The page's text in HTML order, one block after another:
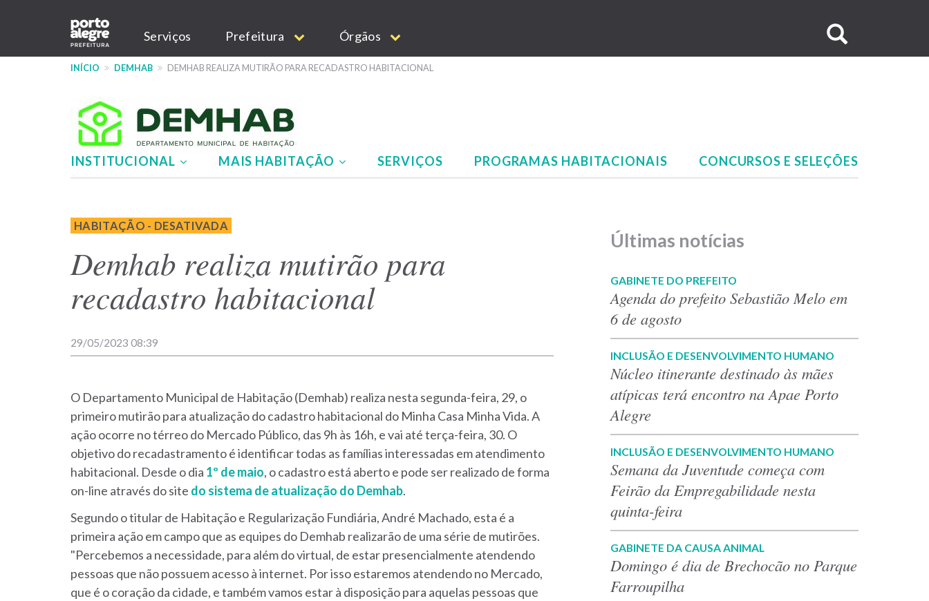
conteúdo
Main
navigation
Serviços Prefeitura Órgãos
no
INÍCIO DEMHAB DEMHAB REALIZA MUTIRÃO PARA RECADASTRO HABITACIONAL
-
site
DEMHAB
INSTITUCIONAL MAIS HABITAÇÃO SERVIÇOS PROGRAMAS HABITACIONAIS CONCURSOS E SELEÇÕES
HABITAÇÃO - DESATIVADA
Demhab realiza mutirão para
recadastro habitacional
29/05/2023 08:39
O Departamento Municipal de Habitação (Demhab) realiza nesta segunda-feira, 29, o
primeiro mutirão para atualização do cadastro habitacional do Minha Casa Minha Vida. A
ação ocorre no térreo do Mercado Público, das 9h às 16h, e vai até terça-feira, 30. O
objetivo do recadastramento é identificar todas as famílias interessadas em atendimento
habitacional. Desde o dia 1º de maio, o cadastro está aberto e pode ser realizado de forma
on-line através do site do sistema de atualização do Demhab.
Segundo o titular de Habitação e Regularização Fundiária, André Machado, esta é a
primeira ação em campo que as equipes do Demhab realizarão de uma série de mutirões.
"Percebemos a necessidade, para além do virtual, de estar presencialmente atendendo
pessoas que não possuem acesso à internet. Por isso estaremos atendendo no Mercado,
que é o coração da cidade, e também vamos estar à disposição para aquelas pessoas que
Últimas notícias
GABINETE DO PREFEITO
Agenda do prefeito Sebastião Melo em
6 de agosto
INCLUSÃO E DESENVOLVIMENTO HUMANO
Núcleo itinerante destinado às mães
atípicas terá encontro na Apae Porto
Alegre
INCLUSÃO E DESENVOLVIMENTO HUMANO
Semana da Juventude começa com
Feirão da Empregabilidade nesta
quinta-feira
GABINETE DA CAUSA ANIMAL
Domingo é dia de Brechocão no Parque
Farroupilha